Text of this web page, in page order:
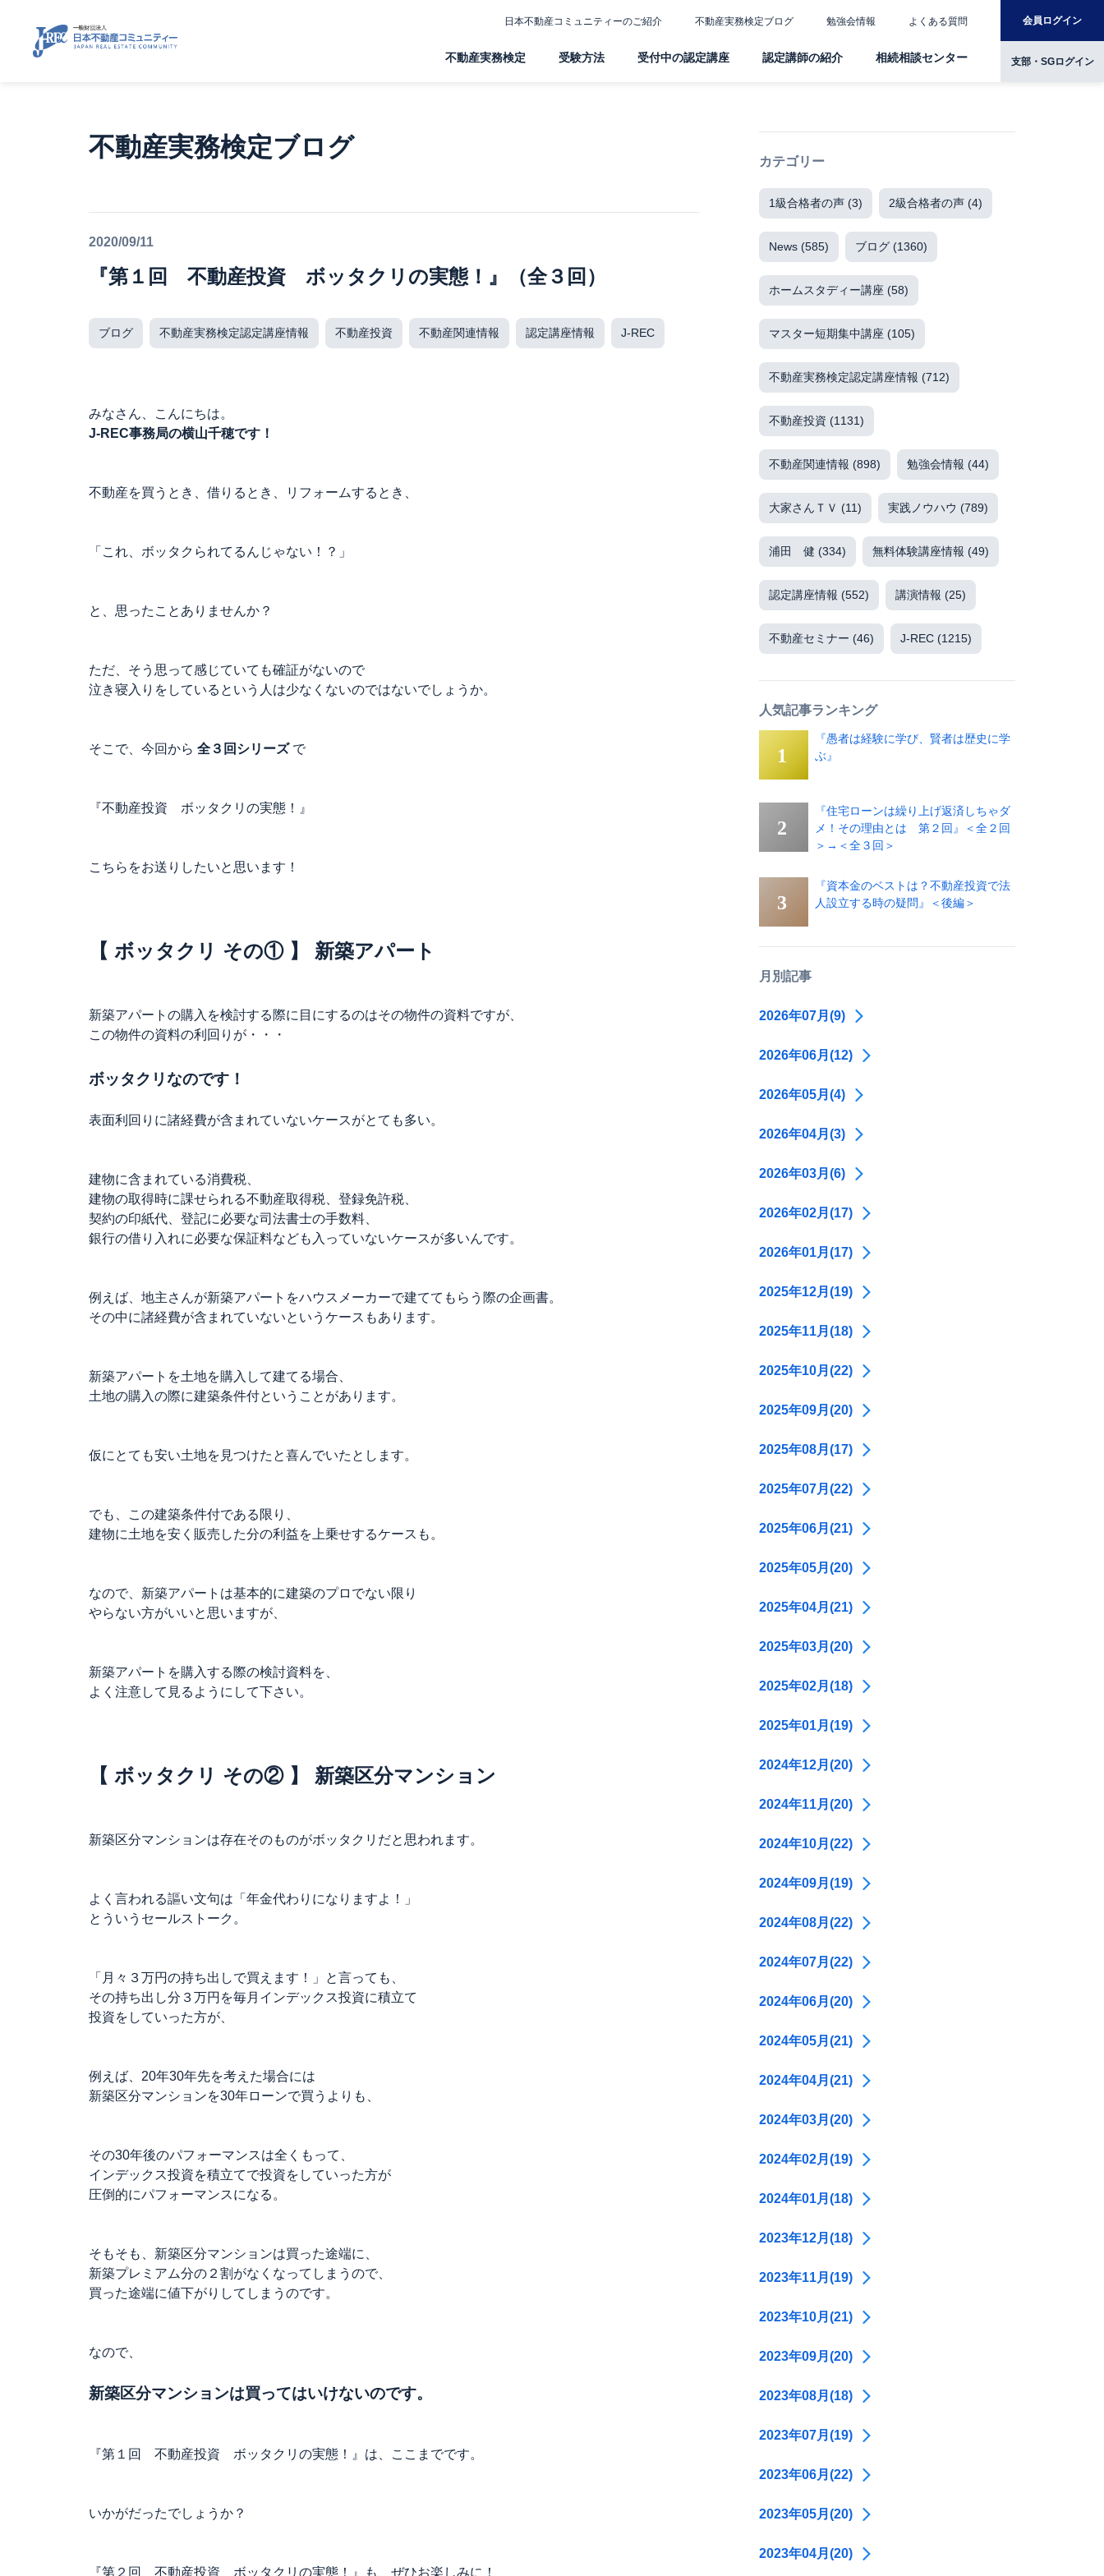
日本不動産コミュニティーのご紹介 不動産実務検定ブログ 勉強会情報 よくある質問 会員ログイン
不動産実務検定 受験方法 受付中の認定講座 認定講師の紹介 相続相談センター 支部・SGログイン
不動産実務検定ブログ
2020/09/11
『第１回 不動産投資 ボッタクリの実態！』（全３回）
ブログ 不動産実務検定認定講座情報 不動産投資 不動産関連情報 認定講座情報 J-REC
みなさん、こんにちは。
J-REC事務局の横山千穂です！
不動産を買うとき、借りるとき、リフォームするとき、
「これ、ボッタクられてるんじゃない！？」
と、思ったことありませんか？
ただ、そう思って感じていても確証がないので
泣き寝入りをしているという人は少なくないのではないでしょうか。
そこで、今回から 全３回シリーズ で
『不動産投資 ボッタクリの実態！』
こちらをお送りしたいと思います！
【 ボッタクリ その① 】 新築アパート
新築アパートの購入を検討する際に目にするのはその物件の資料ですが、
この物件の資料の利回りが・・・
ボッタクリなのです！
表面利回りに諸経費が含まれていないケースがとても多い。
建物に含まれている消費税、
建物の取得時に課せられる不動産取得税、登録免許税、
契約の印紙代、登記に必要な司法書士の手数料、
銀行の借り入れに必要な保証料なども入っていないケースが多いんです。
例えば、地主さんが新築アパートをハウスメーカーで建ててもらう際の企画書。
その中に諸経費が含まれていないというケースもあります。
新築アパートを土地を購入して建てる場合、
土地の購入の際に建築条件付ということがあります。
仮にとても安い土地を見つけたと喜んでいたとします。
でも、この建築条件付である限り、
建物に土地を安く販売した分の利益を上乗せするケースも。
なので、新築アパートは基本的に建築のプロでない限り
やらない方がいいと思いますが、
新築アパートを購入する際の検討資料を、
よく注意して見るようにして下さい。
【 ボッタクリ その② 】 新築区分マンション
新築区分マンションは存在そのものがボッタクリだと思われます。
よく言われる謳い文句は「年金代わりになりますよ！」
とういうセールストーク。
「月々３万円の持ち出しで買えます！」と言っても、
その持ち出し分３万円を毎月インデックス投資に積立て
投資をしていった方が、
例えば、20年30年先を考えた場合には
新築区分マンションを30年ローンで買うよりも、
その30年後のパフォーマンスは全くもって、
インデックス投資を積立てで投資をしていった方が
圧倒的にパフォーマンスになる。
そもそも、新築区分マンションは買った途端に、
新築プレミアム分の２割がなくなってしまうので、
買った途端に値下がりしてしまうのです。
なので、
新築区分マンションは買ってはいけないのです。
『第１回 不動産投資 ボッタクリの実態！』は、ここまでです。
いかがだったでしょうか？
『第２回 不動産投資 ボッタクリの実態！』も、ぜひお楽しみに！
カテゴリー
1級合格者の声 (3) 2級合格者の声 (4)
News (585) ブログ (1360)
ホームスタディー講座 (58)
マスター短期集中講座 (105)
不動産実務検定認定講座情報 (712)
不動産投資 (1131)
不動産関連情報 (898) 勉強会情報 (44)
大家さんＴＶ (11) 実践ノウハウ (789)
浦田 健 (334) 無料体験講座情報 (49)
認定講座情報 (552) 講演情報 (25)
不動産セミナー (46) J-REC (1215)
人気記事ランキング
『愚者は経験に学び、賢者は歴史に学
ぶ』
『住宅ローンは繰り上げ返済しちゃダ
メ！その理由とは 第２回』＜全２回
＞→＜全３回＞
『資本金のベストは？不動産投資で法
人設立する時の疑問』＜後編＞
月別記事
2026年07月(9)
2026年06月(12)
2026年05月(4)
2026年04月(3)
2026年03月(6)
2026年02月(17)
2026年01月(17)
2025年12月(19)
2025年11月(18)
2025年10月(22)
2025年09月(20)
2025年08月(17)
2025年07月(22)
2025年06月(21)
2025年05月(20)
2025年04月(21)
2025年03月(20)
2025年02月(18)
2025年01月(19)
2024年12月(20)
2024年11月(20)
2024年10月(22)
2024年09月(19)
2024年08月(22)
2024年07月(22)
2024年06月(20)
2024年05月(21)
2024年04月(21)
2024年03月(20)
2024年02月(19)
2024年01月(18)
2023年12月(18)
2023年11月(19)
2023年10月(21)
2023年09月(20)
2023年08月(18)
2023年07月(19)
2023年06月(22)
2023年05月(20)
2023年04月(20)